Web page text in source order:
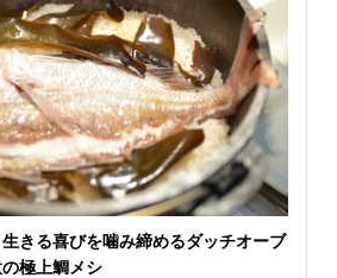
生きる喜びを噛み締めるダッチオーブ
極上鯛メシ